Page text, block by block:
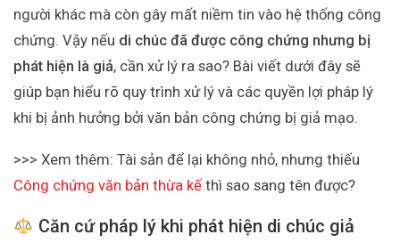
người khác mà còn gây mất niềm tin vào hệ thống công
chứng. Vậy nếu di chúc đã được công chứng nhưng bị
phát hiện là giả, cần xử lý ra sao? Bài viết dưới đây sẽ
giúp bạn hiểu rõ quy trình xử lý và các quyền lợi pháp lý
khi bị ảnh hưởng bởi văn bản công chứng bị giả mạo.
>>> Xem thêm: Tài sản để lại không nhỏ, nhưng thiếu
Công chứng văn bản thừa kế thì sao sang tên được?
Căn cứ pháp lý khi phát hiện di chúc giả